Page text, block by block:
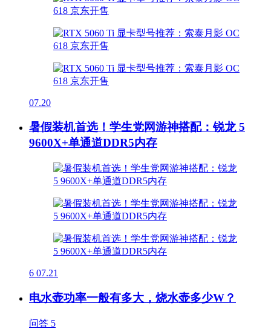
07.20
暑假装机首选！学生党网游神搭配：锐龙 5
9600X+单通道DDR5内存
6 07.21
电水壶功率一般有多大，烧水壶多少W？
问答 5